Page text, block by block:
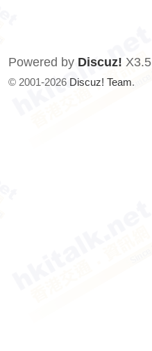
Powered by Discuz! X3.5
© 2001-2026 Discuz! Team.